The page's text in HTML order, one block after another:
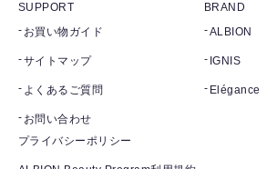
SUPPORT
お買い物ガイド
サイトマップ
よくあるご質問
お問い合わせ
BRAND
ALBION
IGNIS
Elégance
プライバシーポリシー